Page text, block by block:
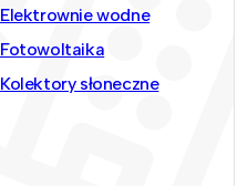
Elektrownie wodne
Fotowoltaika
Kolektory słoneczne